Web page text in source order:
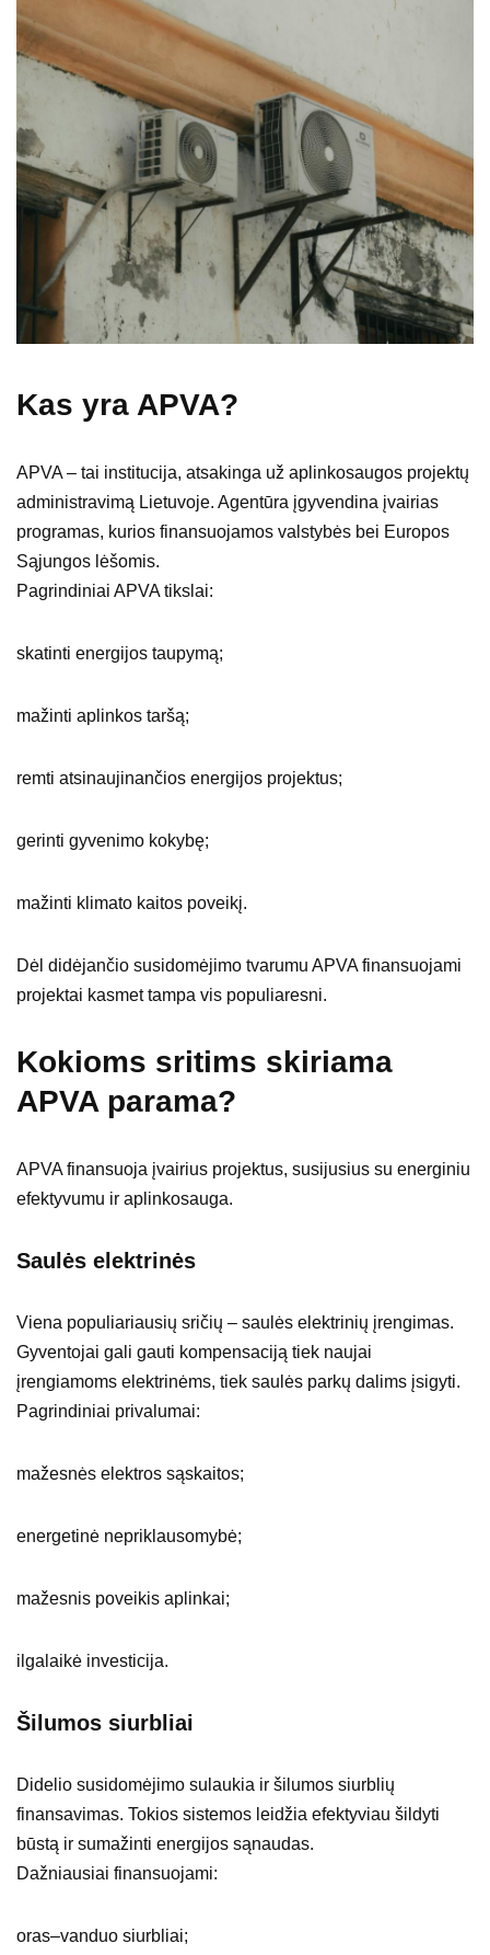
Kas yra APVA?
APVA – tai institucija, atsakinga už aplinkosaugos projektų
administravimą Lietuvoje. Agentūra įgyvendina įvairias
programas, kurios finansuojamos valstybės bei Europos
Sąjungos lėšomis.
Pagrindiniai APVA tikslai:
skatinti energijos taupymą;
mažinti aplinkos taršą;
remti atsinaujinančios energijos projektus;
gerinti gyvenimo kokybę;
mažinti klimato kaitos poveikį.
Dėl didėjančio susidomėjimo tvarumu APVA finansuojami
projektai kasmet tampa vis populiaresni.
Kokioms sritims skiriama
APVA parama?
APVA finansuoja įvairius projektus, susijusius su energiniu
efektyvumu ir aplinkosauga.
Saulės elektrinės
Viena populiariausių sričių – saulės elektrinių įrengimas.
Gyventojai gali gauti kompensaciją tiek naujai
įrengiamoms elektrinėms, tiek saulės parkų dalims įsigyti.
Pagrindiniai privalumai:
mažesnės elektros sąskaitos;
energetinė nepriklausomybė;
mažesnis poveikis aplinkai;
ilgalaikė investicija.
Šilumos siurbliai
Didelio susidomėjimo sulaukia ir šilumos siurblių
finansavimas. Tokios sistemos leidžia efektyviau šildyti
būstą ir sumažinti energijos sąnaudas.
Dažniausiai finansuojami:
oras–vanduo siurbliai;